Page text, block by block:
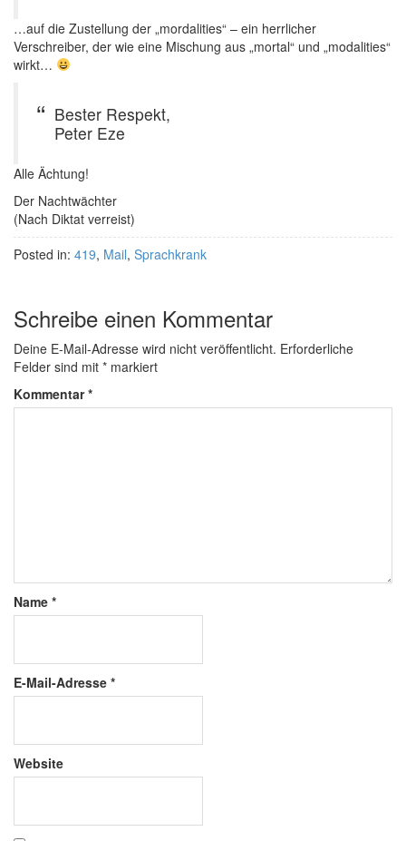
…auf die Zustellung der „mordalities“ – ein herrlicher
Verschreiber, der wie eine Mischung aus „mortal“ und „modalities“
wirkt…
Bester Respekt,
Peter Eze
Alle Ächtung!
Der Nachtwächter
(Nach Diktat verreist)
Posted in: 419, Mail, Sprachkrank
Schreibe einen Kommentar
Deine E-Mail-Adresse wird nicht veröffentlicht. Erforderliche
Felder sind mit * markiert
Kommentar*
Name *
E-Mail-Adresse *
Website